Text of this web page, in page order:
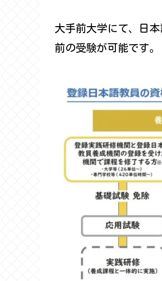
大手前大学にて、日
前の受験が可能です。